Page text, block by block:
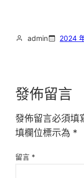
admin 2024
發佈留言
發佈留言必須填
填欄位標示為 *
留言 *